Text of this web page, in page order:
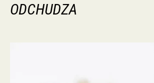
ODCHUDZA